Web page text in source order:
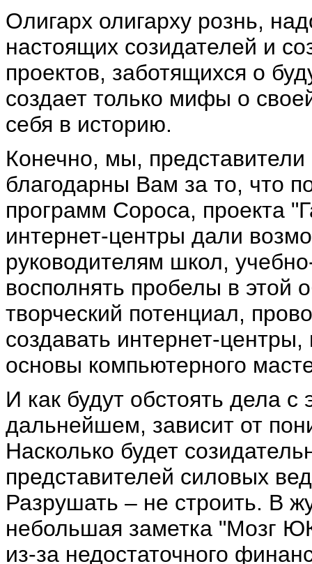
Олигарх олигарху рознь,
настоящих созидателей и
проектов, заботящихся о
создает только мифы о
себя в историю.
Конечно, мы,
благодарны Вам за то, что
программ Сороса, проекта
интернет-центры дали
руководителям школ,
восполнять пробелы в этой
творческий потенциал,
создавать интернет-
основы компьютерного
И как будут обстоять дела
дальнейшем, зависит от
Насколько будет
представителей силовых
Разрушать – не строить. В
небольшая заметка "Мозг
из-за недостаточного